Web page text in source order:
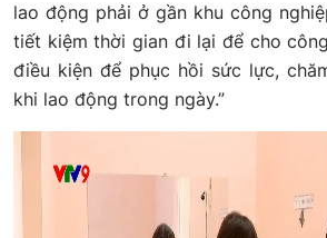
lao động phải ở gần khu công
tiết kiệm thời gian đi lại để cho
điều kiện để phục hồi sức lực,
khi lao động trong ngày.”